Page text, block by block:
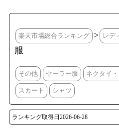
楽天市場総合ランキング > レデ
服
その他 セーラー服 ネクタイ
スカート シャツ
ランキング取得日2026-06-28